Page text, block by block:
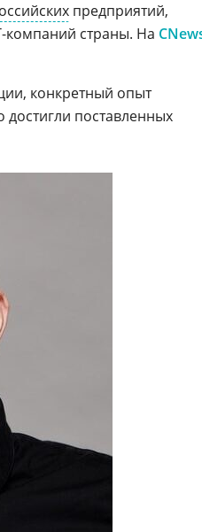
предприятий,
компаний страны. На
конкретный опыт
поставленных